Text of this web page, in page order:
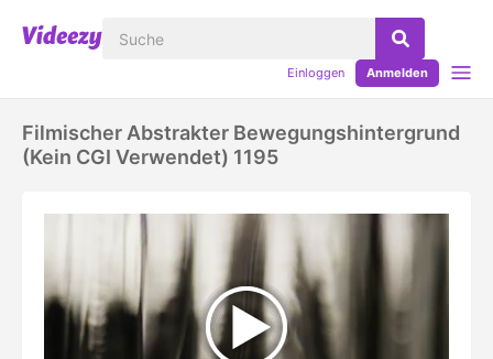
Einloggen Anmelden
Filmischer Abstrakter Bewegungshintergrund
(kein CGI Verwendet) 1195